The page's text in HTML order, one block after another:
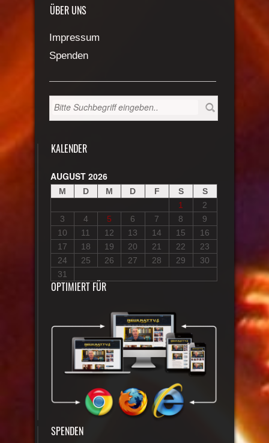
ÜBER UNS
Impressum
Spenden
KALENDER
AUGUST 2026
M D M D F S
S
1
2
3
4 5 6 7 8
9
10
11 12 13 14 15
16
17
18 19 20 21 22
23
24
25 26 27 28 29
30
31
OPTIMIERT FÜR
SPENDEN